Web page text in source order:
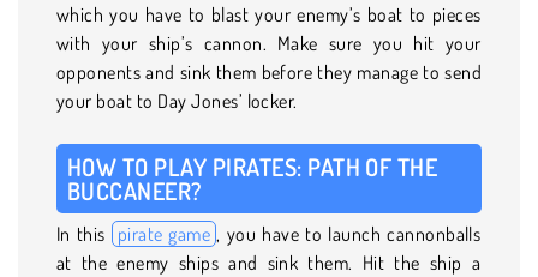
which you have to blast your enemy’s boat to pieces
with your ship’s cannon. Make sure you hit your
opponents and sink them before they manage to send
your boat to Day Jones’ locker.
HOW TO PLAY PIRATES: PATH OF THE
BUCCANEER?
In this pirate game , you have to launch cannonballs
at the enemy ships and sink them. Hit the ship a